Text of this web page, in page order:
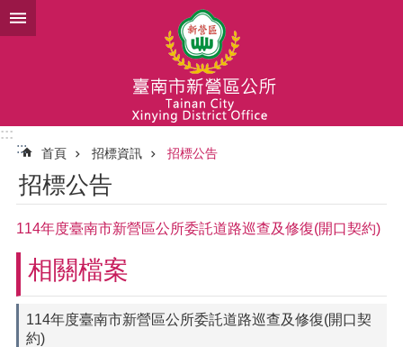
跳到主要內容區塊
:::
:::
首頁 招標資訊 招標公告
招標公告
114年度臺南市新營區公所委託道路巡查及修復(開口契約)
相關檔案
114年度臺南市新營區公所委託道路巡查及修復(開口契
約)